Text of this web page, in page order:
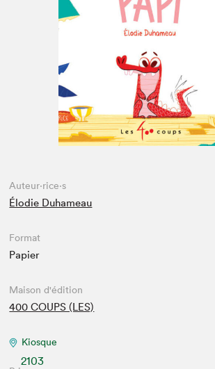
Espace médias
Auteur·rice·s
Élodie Duhameau
Format
Papier
Maison d'édition
400 COUPS (LES)
Kiosque
2103